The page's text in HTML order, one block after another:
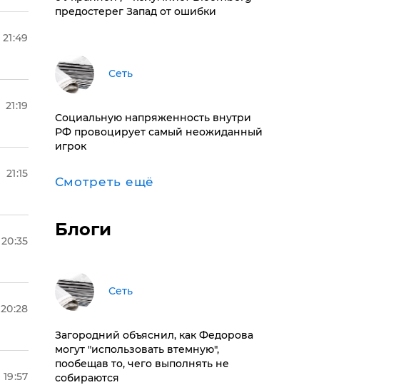
21:49
21:19
21:15
20:35
20:28
19:57
предостерег Запад от ошибки
Сеть
Социальную напряженность внутри
РФ провоцирует самый неожиданный
игрок
Смотреть ещё
Блоги
Сеть
Загородний объяснил, как Федорова
могут "использовать втемную",
пообещав то, чего выполнять не
собираются